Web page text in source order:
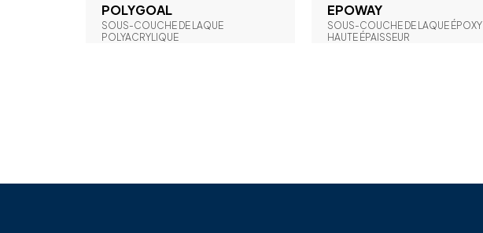
POLYGOAL
SOUS-COUCHE DE LAQUE
POLYACRYLIQUE
EPOWAY
SOUS-COUCHE DE LAQUE ÉPOXY
HAUTE ÉPAISSEUR